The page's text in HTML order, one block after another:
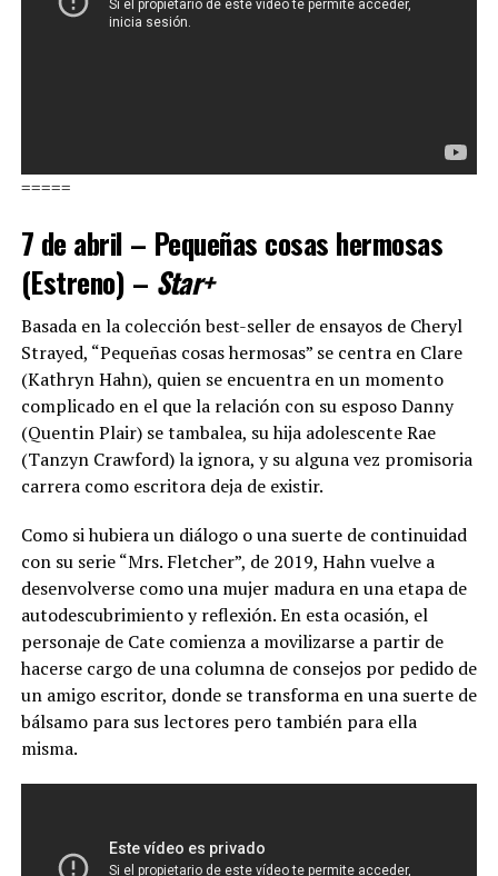
=====
7 de abril – Pequeñas cosas hermosas
(Estreno) – Star+
Basada en la colección best-seller de ensayos de Cheryl
Strayed, “Pequeñas cosas hermosas” se centra en Clare
(Kathryn Hahn), quien se encuentra en un momento
complicado en el que la relación con su esposo Danny
(Quentin Plair) se tambalea, su hija adolescente Rae
(Tanzyn Crawford) la ignora, y su alguna vez promisoria
carrera como escritora deja de existir.
Como si hubiera un diálogo o una suerte de continuidad
con su serie “Mrs. Fletcher”, de 2019, Hahn vuelve a
desenvolverse como una mujer madura en una etapa de
autodescubrimiento y reflexión. En esta ocasión, el
personaje de Cate comienza a movilizarse a partir de
hacerse cargo de una columna de consejos por pedido de
un amigo escritor, donde se transforma en una suerte de
bálsamo para sus lectores pero también para ella
misma.